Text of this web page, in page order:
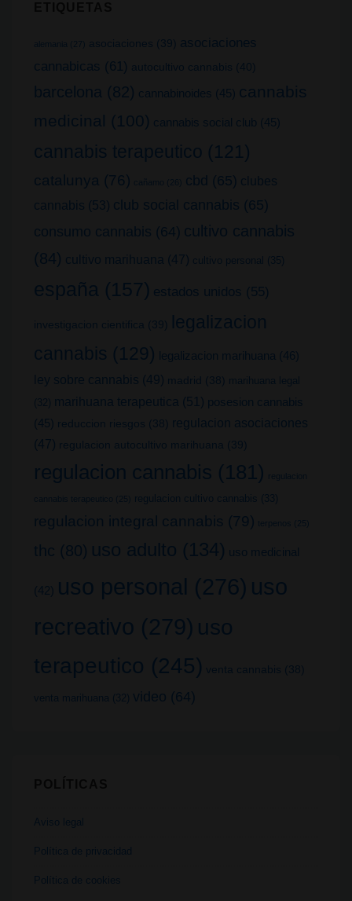
alemania (27) asociaciones (39)
asociaciones
cannabicas (61) autocultivo cannabis (40)
barcelona (82) cannabinoides (45) cannabis
medicinal (100) cannabis social club (45)
cannabis terapeutico (121)
catalunya (76) cañamo (26) cbd (65) clubes
cannabis (53) club social cannabis (65)
consumo cannabis (64) cultivo cannabis
(84) cultivo marihuana (47) cultivo personal (35)
españa (157) estados unidos (55)
investigacion cientifica (39)
legalizacion
cannabis (129) legalizacion marihuana (46)
ley sobre cannabis (49) madrid (38)
marihuana legal
(32)
marihuana terapeutica (51) posesion cannabis
(45) reduccion riesgos (38)
regulacion asociaciones
(47) regulacion autocultivo marihuana (39)
regulacion cannabis (181) regulacion
cannabis terapeutico (25) regulacion cultivo cannabis (33)
regulacion integral cannabis (79) terpenos (25)
thc (80) uso adulto (134) uso medicinal
(42) uso personal (276) uso
recreativo (279) uso
terapeutico (245) venta cannabis (38)
venta marihuana (32) video (64)
Aviso legal
Política de privacidad
Política de cookies